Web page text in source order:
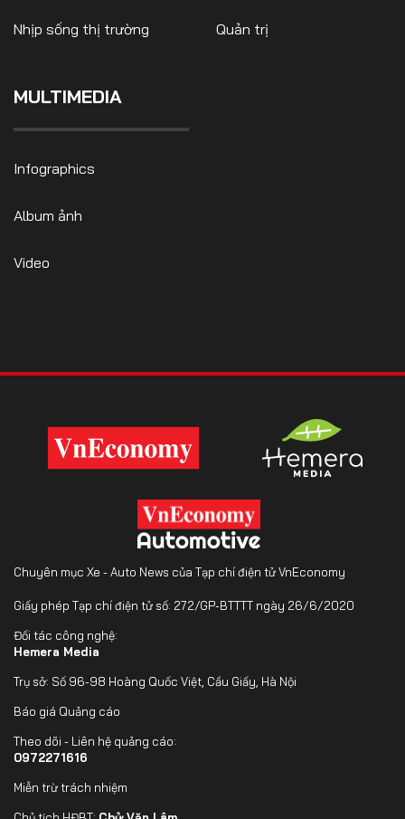
FOLLOW US
0972271616
Nhịp sống thị trường Quản trị
MULTIMEDIA
Infographics
Album ảnh
Video
Chuyên mục Xe - Auto News của Tạp chí điện tử VnEconomy
Giấy phép Tạp chí điện tử số: 272/GP-BTTTT ngày 26/6/2020
Đối tác công nghệ:
Hemera Media
Trụ sở: Số 96-98 Hoàng Quốc Việt, Cầu Giấy, Hà Nội
Báo giá Quảng cáo
Theo dõi - Liên hệ quảng cáo:
0972271616
Miễn trừ trách nhiệm